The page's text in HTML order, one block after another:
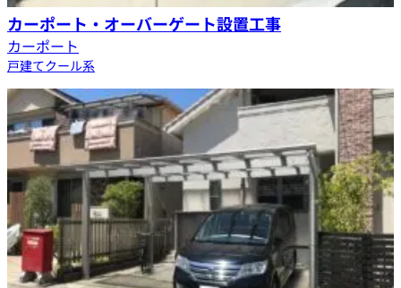
カーポート・オーバーゲート設置工事
カーポート
戸建てクール系